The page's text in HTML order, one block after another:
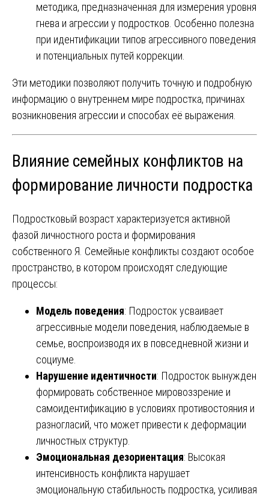
методика, предназначенная для измерения уровня
гнева и агрессии у подростков. Особенно полезна
при идентификации типов агрессивного поведения
и потенциальных путей коррекции.
Эти методики позволяют получить точную и подробную
информацию о внутреннем мире подростка, причинах
возникновения агрессии и способах её выражения.
Влияние семейных конфликтов на
формирование личности подростка
Подростковый возраст характеризуется активной
фазой личностного роста и формирования
собственного Я. Семейные конфликты создают особое
пространство, в котором происходят следующие
процессы:
Модель поведения: Подросток усваивает
агрессивные модели поведения, наблюдаемые в
семье, воспроизводя их в повседневной жизни и
социуме.
Нарушение идентичности: Подросток вынужден
формировать собственное мировоззрение и
самоидентификацию в условиях противостояния и
разногласий, что может привести к деформации
личностных структур.
Эмоциональная дезориентация: Высокая
интенсивность конфликта нарушает
эмоциональную стабильность подростка, усиливая